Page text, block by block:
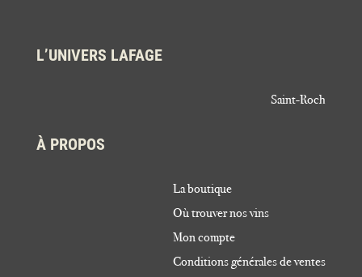
L’UNIVERS LAFAGE
Saint-Roch
À PROPOS
La boutique
Où trouver nos vins
Mon compte
Conditions générales de ventes